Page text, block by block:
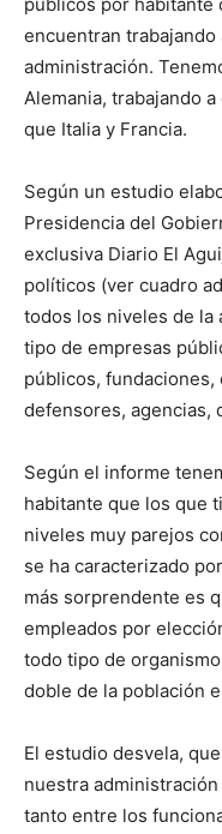
públicos por habitante
encuentran
administración.
Alemania, trabajando
que Italia y Francia.
Según un estudio
Presidencia del
exclusiva Diario El
políticos (ver cuadro
todos los niveles de la
tipo de empresas
públicos,
defensores, agencias,
Según el informe
habitante que los que
niveles muy parejos
se ha caracterizado
más sorprendente es
empleados por
todo tipo de
doble de la población
El estudio desvela,
nuestra
tanto entre los